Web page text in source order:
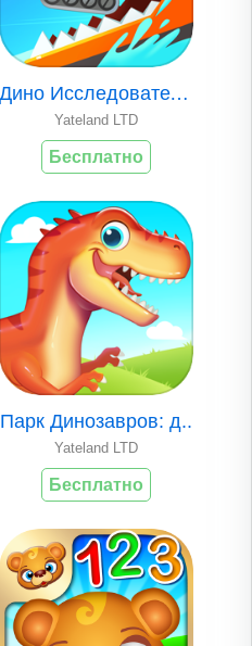
Дино Исследователь..
Yateland LTD
Бесплатно
Парк Динозавров: д..
Yateland LTD
Бесплатно